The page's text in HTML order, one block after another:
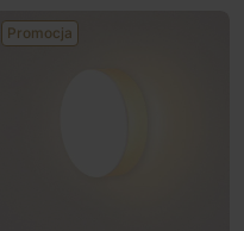
Promocja